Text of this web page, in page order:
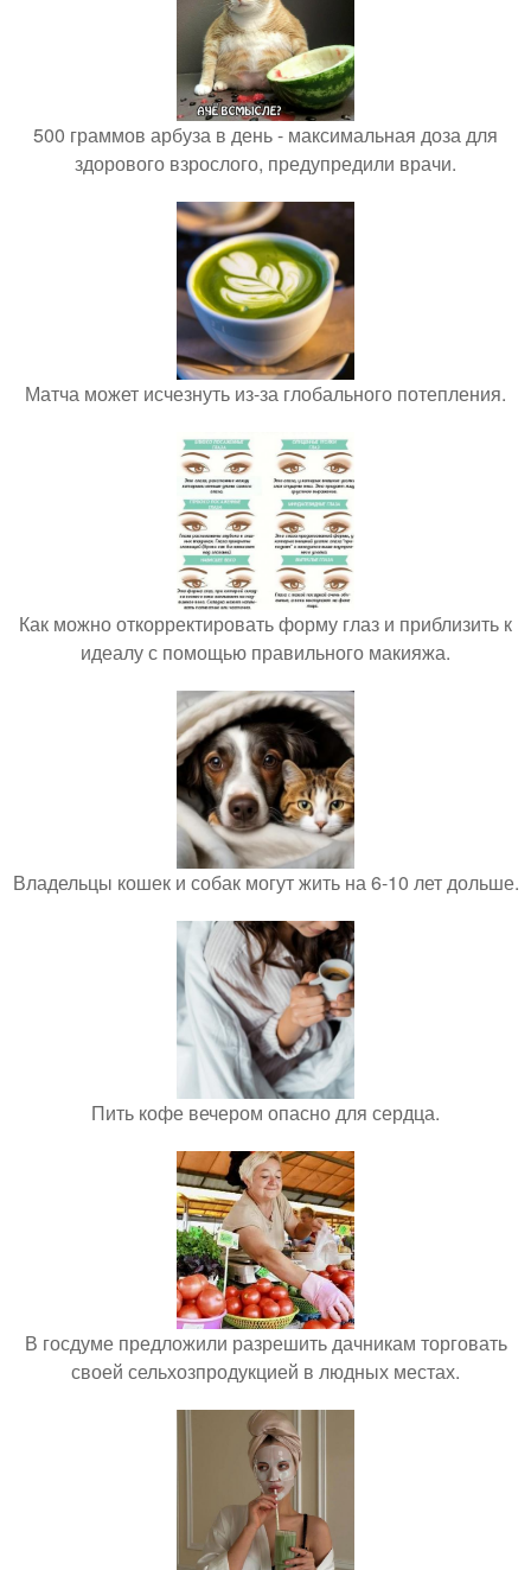
500 граммов арбуза в день - максимальная доза для
здорового взрослого, предупредили врачи.
Матча может исчезнуть из-за глобального потепления.
Как можно откорректировать форму глаз и приблизить к
идеалу с помощью правильного макияжа.
Владельцы кошек и собак могут жить на 6-10 лет дольше.
Пить кофе вечером опасно для сердца.
В госдуме предложили разрешить дачникам торговать
своей сельхозпродукцией в людных местах.